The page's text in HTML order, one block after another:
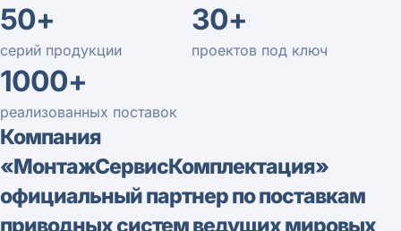
1000+
реализованных поставок
50+
серий продукции
30+
проектов под ключ
Компания
«МонтажСервисКомплектация»
официальный партнер по поставкам
приводных систем ведущих мировых